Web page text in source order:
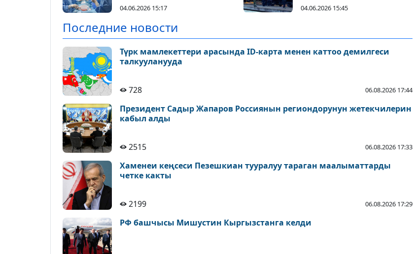
маселелери талкууланды
04.06.2026 15:17 04.06.2026 15:45
Последние новости
Түрк мамлекеттери арасында ID-карта менен каттоо демилгеси
талкууланууда
728 06.08.2026 17:44
Президент Садыр Жапаров Россиянын региондорунун жетекчилерин
кабыл алды
2515 06.08.2026 17:33
Хаменеи кеңсеси Пезешкиан тууралуу тараган маалыматтарды
четке какты
2199 06.08.2026 17:29
РФ башчысы Мишустин Кыргызстанга келди